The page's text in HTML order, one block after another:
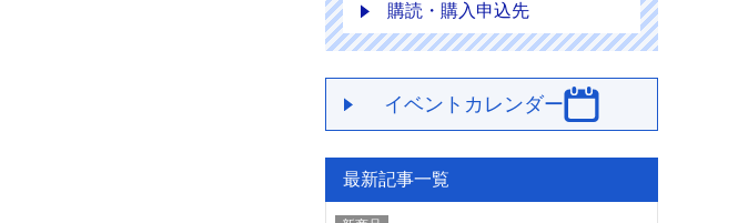
購読・購入申込先
イベントカレンダー
最新記事一覧